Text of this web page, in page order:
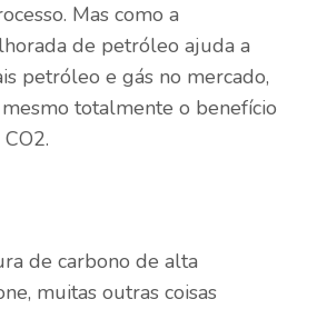
Mas como a
de petróleo ajuda a
petróleo e gás no mercado,
totalmente o benefício
de carbono de alta
muitas outras coisas